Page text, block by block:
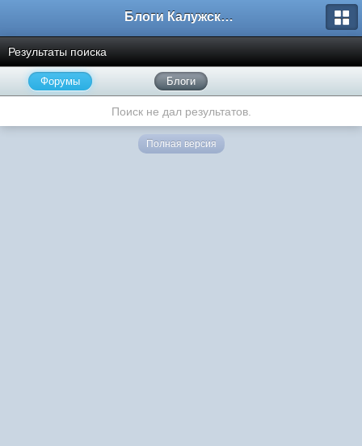
Блоги Калужского перекрестка
Результаты поиска
Форумы Блоги
Поиск не дал результатов.
Полная версия